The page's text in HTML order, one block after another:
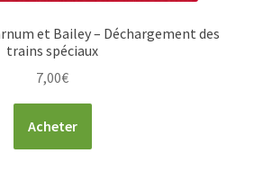
et Bailey – Déchargement des
trains spéciaux
7,00€
Acheter